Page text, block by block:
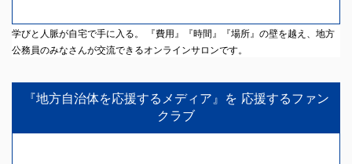
学びと人脈が自宅で手に入る。 『費用』『時間』『場所』の壁を越え、地方
公務員のみなさんが交流できるオンラインサロンです。
『地方自治体を応援するメディア』を 応援するファン
クラブ